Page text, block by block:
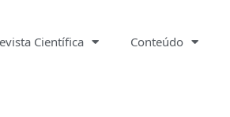
Científica Conteúdo